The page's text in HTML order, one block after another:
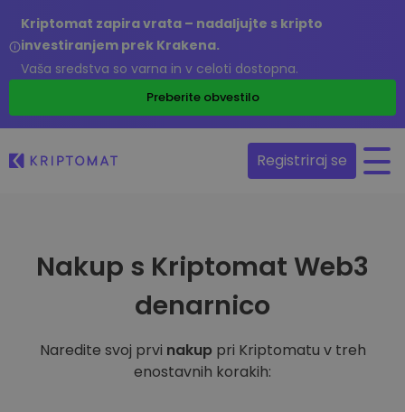
Kriptomat zapira vrata – nadaljujte s kripto
investiranjem prek Krakena.
Vaša sredstva so varna in v celoti dostopna.
Preberite obvestilo
Registriraj se
Nakup s Kriptomat Web3
denarnico
Naredite svoj prvi nakuppri Kriptomatu v treh
enostavnih korakih: